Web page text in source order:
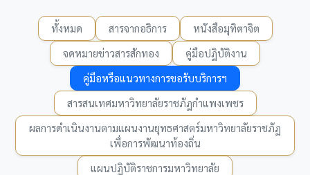
ทั้งหมด สารจากอธิการ
หนังสือมุทิตาจิต
จดหมายข่าวสารสักทอง
คู่มือปฏิบัติงาน
คู่มือหรือแนวทางการขอรับบริการฯ
สารสนเทศมหาวิทยาลัยราชภัฏกำแพงเพชร
ผลการดำเนินงานตามแผนงานยุทธศาสตร์มหาวิทยาลัยราชภัฏ
เพื่อการพัฒนาท้องถิ่น
แผนปฏิบัติราชการมหาวิทยาลัย